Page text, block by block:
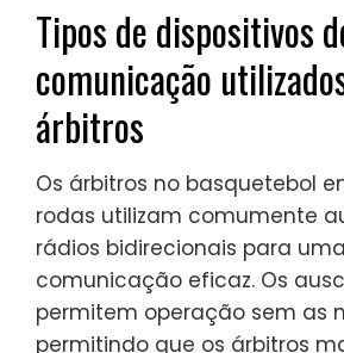
Tipos de dispositivos
comunicação
árbitros
Os árbitros no basquetebol
rodas utilizam comumente
rádios bidirecionais para uma
comunicação eficaz. Os
permitem operação sem as
permitindo que os árbitros